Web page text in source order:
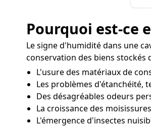
Pourquoi est-ce
Le signe d'humidité dans une
conservation des biens stockés
L'usure des matériaux de
Les problèmes d'étanchéité,
Des désagréables odeurs
La croissance des
L'émergence d'insectes